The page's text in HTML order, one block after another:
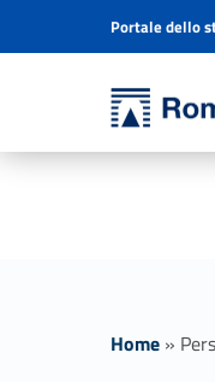
VALERIO TALAMANCA insegnamenti - Università Roma Tre
Header info sidebar
Portale dello
Home »